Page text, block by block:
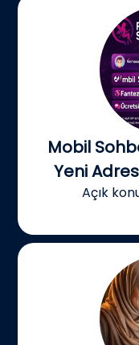
Mobil
Yeni
Açık